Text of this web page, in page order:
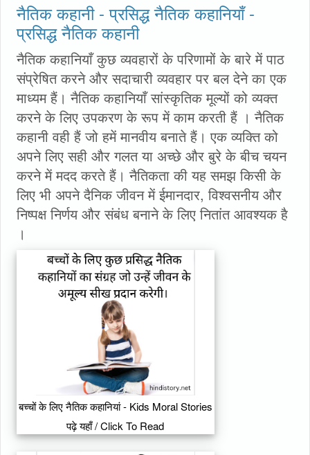
नैतिक कहानी - प्रसिद्ध नैतिक कहानियाँ -
प्रसिद्ध नैतिक कहानी
नैतिक कहानियाँ कुछ व्यवहारों के परिणामों के बारे में पाठ
संप्रेषित करने और सदाचारी व्यवहार पर बल देने का एक
माध्यम हैं। नैतिक कहानियाँ सांस्कृतिक मूल्यों को व्यक्त
करने के लिए उपकरण के रूप में काम करती हैं । नैतिक
कहानी वही हैं जो हमें मानवीय बनाते हैं। एक व्यक्ति को
अपने लिए सही और गलत या अच्छे और बुरे के बीच चयन
करने में मदद करते हैं। नैतिकता की यह समझ किसी के
लिए भी अपने दैनिक जीवन में ईमानदार, विश्वसनीय और
निष्पक्ष निर्णय और संबंध बनाने के लिए नितांत आवश्यक है
।
बच्चों के लिए नैतिक कहानियां - Kids Moral Stories
पढ़े यहाँ / Click To Read